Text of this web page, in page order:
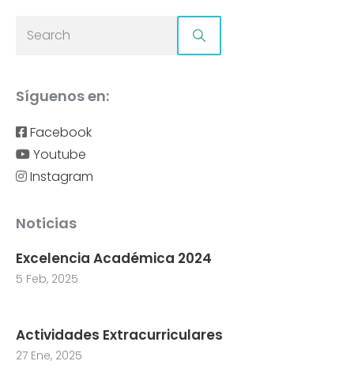
Síguenos en:
Facebook
Youtube
Instagram
Noticias
Excelencia Académica 2024
5 Feb, 2025
Actividades Extracurriculares
27 Ene, 2025